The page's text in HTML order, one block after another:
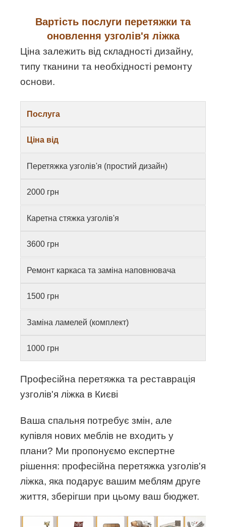
Вартість послуги перетяжки та
оновлення узголів'я ліжка
Ціна залежить від складності дизайну,
типу тканини та необхідності ремонту
основи.
Послуга
Ціна від
Перетяжка узголів'я (простий дизайн)
2000 грн
Каретна стяжка узголів'я
3600 грн
Ремонт каркаса та заміна наповнювача
1500 грн
Заміна ламелей (комплект)
1000 грн
Професійна перетяжка та реставрація
узголів'я ліжка в Києві
Ваша спальня потребує змін, але
купівля нових меблів не входить у
плани? Ми пропонуємо експертне
рішення: професійна перетяжка узголів'я
ліжка, яка подарує вашим меблям друге
життя, зберігши при цьому ваш бюджет.